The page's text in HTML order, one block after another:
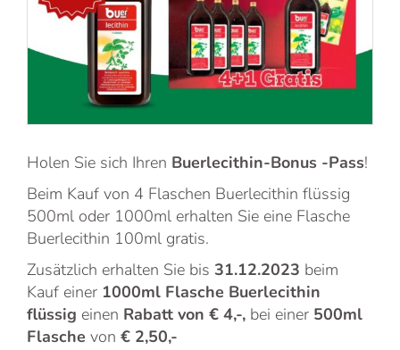
Holen Sie sich Ihren Buerlecithin-Bonus -Pass!
Beim Kauf von 4 Flaschen Buerlecithin flüssig
500ml oder 1000ml erhalten Sie eine Flasche
Buerlecithin 100ml gratis.
Zusätzlich erhalten Sie bis 31.12.2023 beim
Kauf einer 1000ml Flasche Buerlecithin
flüssig einen Rabatt von € 4,-, bei einer 500ml
Flasche von € 2,50,-